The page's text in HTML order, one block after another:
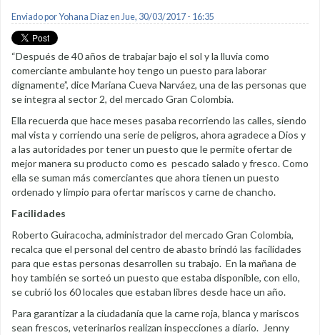
Enviado porYohana Diazen Jue, 30/03/2017 - 16:35
“Después de 40 años de trabajar bajo el sol y la lluvia como
comerciante ambulante hoy tengo un puesto para laborar
dignamente”, dice Mariana Cueva Narváez, una de las personas que
se integra al sector 2, del mercado Gran Colombia.
Ella recuerda que hace meses pasaba recorriendo las calles, siendo
mal vista y corriendo una serie de peligros, ahora agradece a Dios y
a las autoridades por tener un puesto que le permite ofertar de
mejor manera su producto como es pescado salado y fresco. Como
ella se suman más comerciantes que ahora tienen un puesto
ordenado y limpio para ofertar mariscos y carne de chancho.
Facilidades
Roberto Guiracocha, administrador del mercado Gran Colombia,
recalca que el personal del centro de abasto brindó las facilidades
para que estas personas desarrollen su trabajo. En la mañana de
hoy también se sorteó un puesto que estaba disponible, con ello,
se cubrió los 60 locales que estaban libres desde hace un año.
Para garantizar a la ciudadanía que la carne roja, blanca y mariscos
sean frescos, veterinarios realizan inspecciones a diario. Jenny